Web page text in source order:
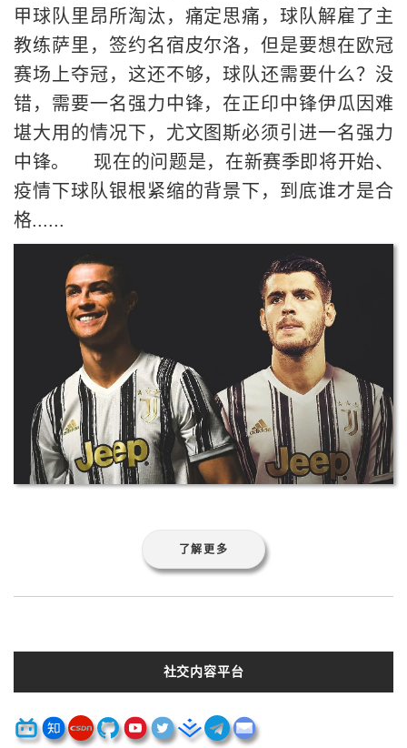
甲球队里昂所淘汰，痛定思痛，球队解雇了主
教练萨里，签约名宿皮尔洛，但是要想在欧冠
赛场上夺冠，这还不够，球队还需要什么？没
错，需要一名强力中锋，在正印中锋伊瓜因难
堪大用的情况下，尤文图斯必须引进一名强力
中锋。 现在的问题是，在新赛季即将开始、
疫情下球队银根紧缩的背景下，到底谁才是合
格......
了解更多
社交内容平台